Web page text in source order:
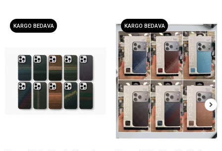
KARGO BEDAVA KARGO BEDAVA